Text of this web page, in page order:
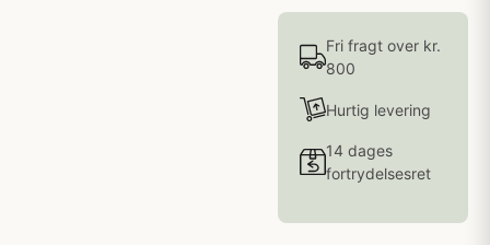
Fri fragt over kr.
800
Hurtig levering
14 dages
fortrydelsesret